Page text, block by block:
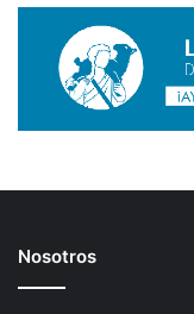
Nosotros